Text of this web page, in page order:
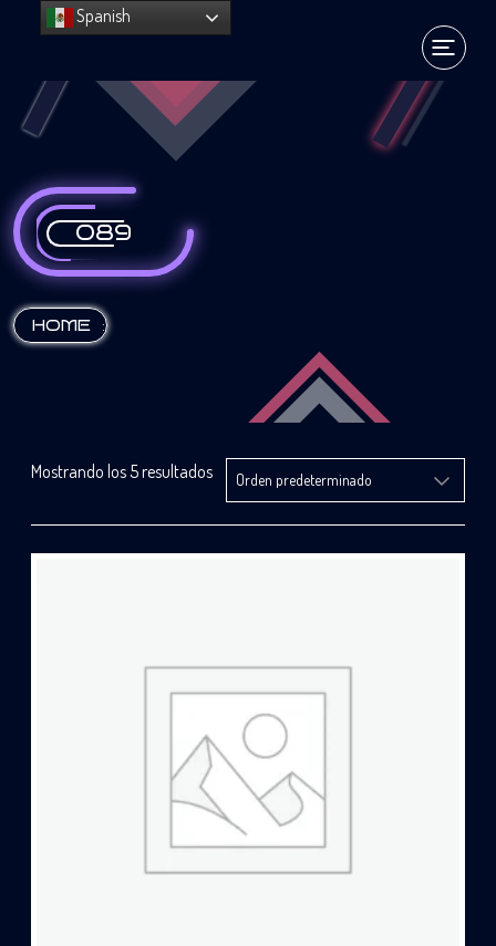
089
HOME :
Mostrando los 5 resultados
Spanish